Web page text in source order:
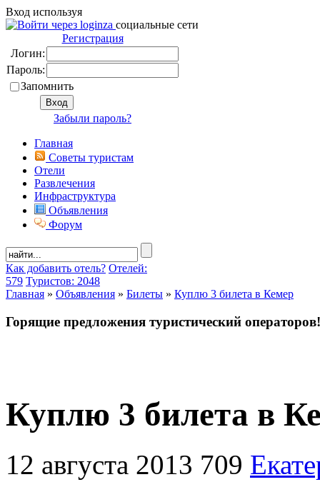
Вход используя
социальные сети
Регистрация
Логин:
Пароль:
Запомнить
Забыли пароль?
Главная
Советы туристам
Отели
Развлечения
Инфраструктура
Объявления
Форум
Как добавить отель? Отелей:
579 Туристов: 2048
Главная » Объявления » Билеты » Куплю 3 билета в Кемер
Горящие предложения туристический операторов!
Куплю 3 билета в
12 августа 2013 709